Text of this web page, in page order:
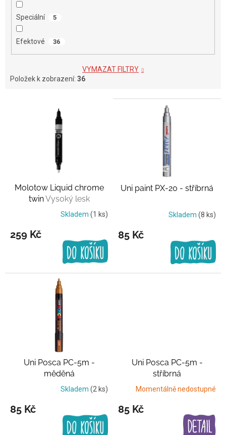
Speciální 5
Efektové 36
VYMAZAT FILTRY
Položek k zobrazení: 36
ů
Molotow Liquid chrome
twinVysoký lesk
Skladem (1 ks)
259 Kč
Uni paint PX-20 - stříbrná
Skladem (8 ks)
85 Kč
Uni Posca PC-5m -
měděná
Skladem (2 ks)
85 Kč
Uni Posca PC-5m -
stříbrná
Momentálně nedostupné
85 Kč